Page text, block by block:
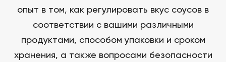
опыт в том, как регулировать вкус соусов в
соответствии с вашими различными
продуктами, способом упаковки и сроком
хранения, а также вопросами безопасности